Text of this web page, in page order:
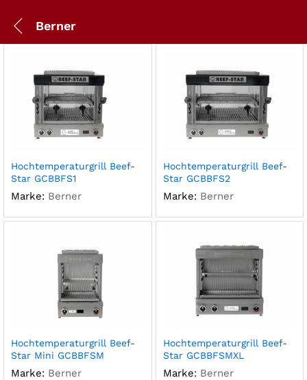
Berner
Hochtemperaturgrill Beef-
Star GCBBFS1
Marke: Berner
Hochtemperaturgrill Beef-
Star GCBBFS2
Marke: Berner
Hochtemperaturgrill Beef-
Star Mini GCBBFSM
Marke: Berner
Hochtemperaturgrill Beef-
Star GCBBFSMXL
Marke: Berner